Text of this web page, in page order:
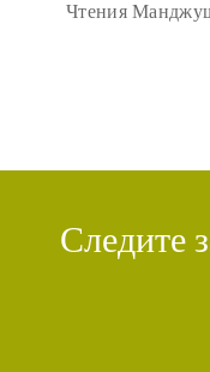
Чтения
Следите